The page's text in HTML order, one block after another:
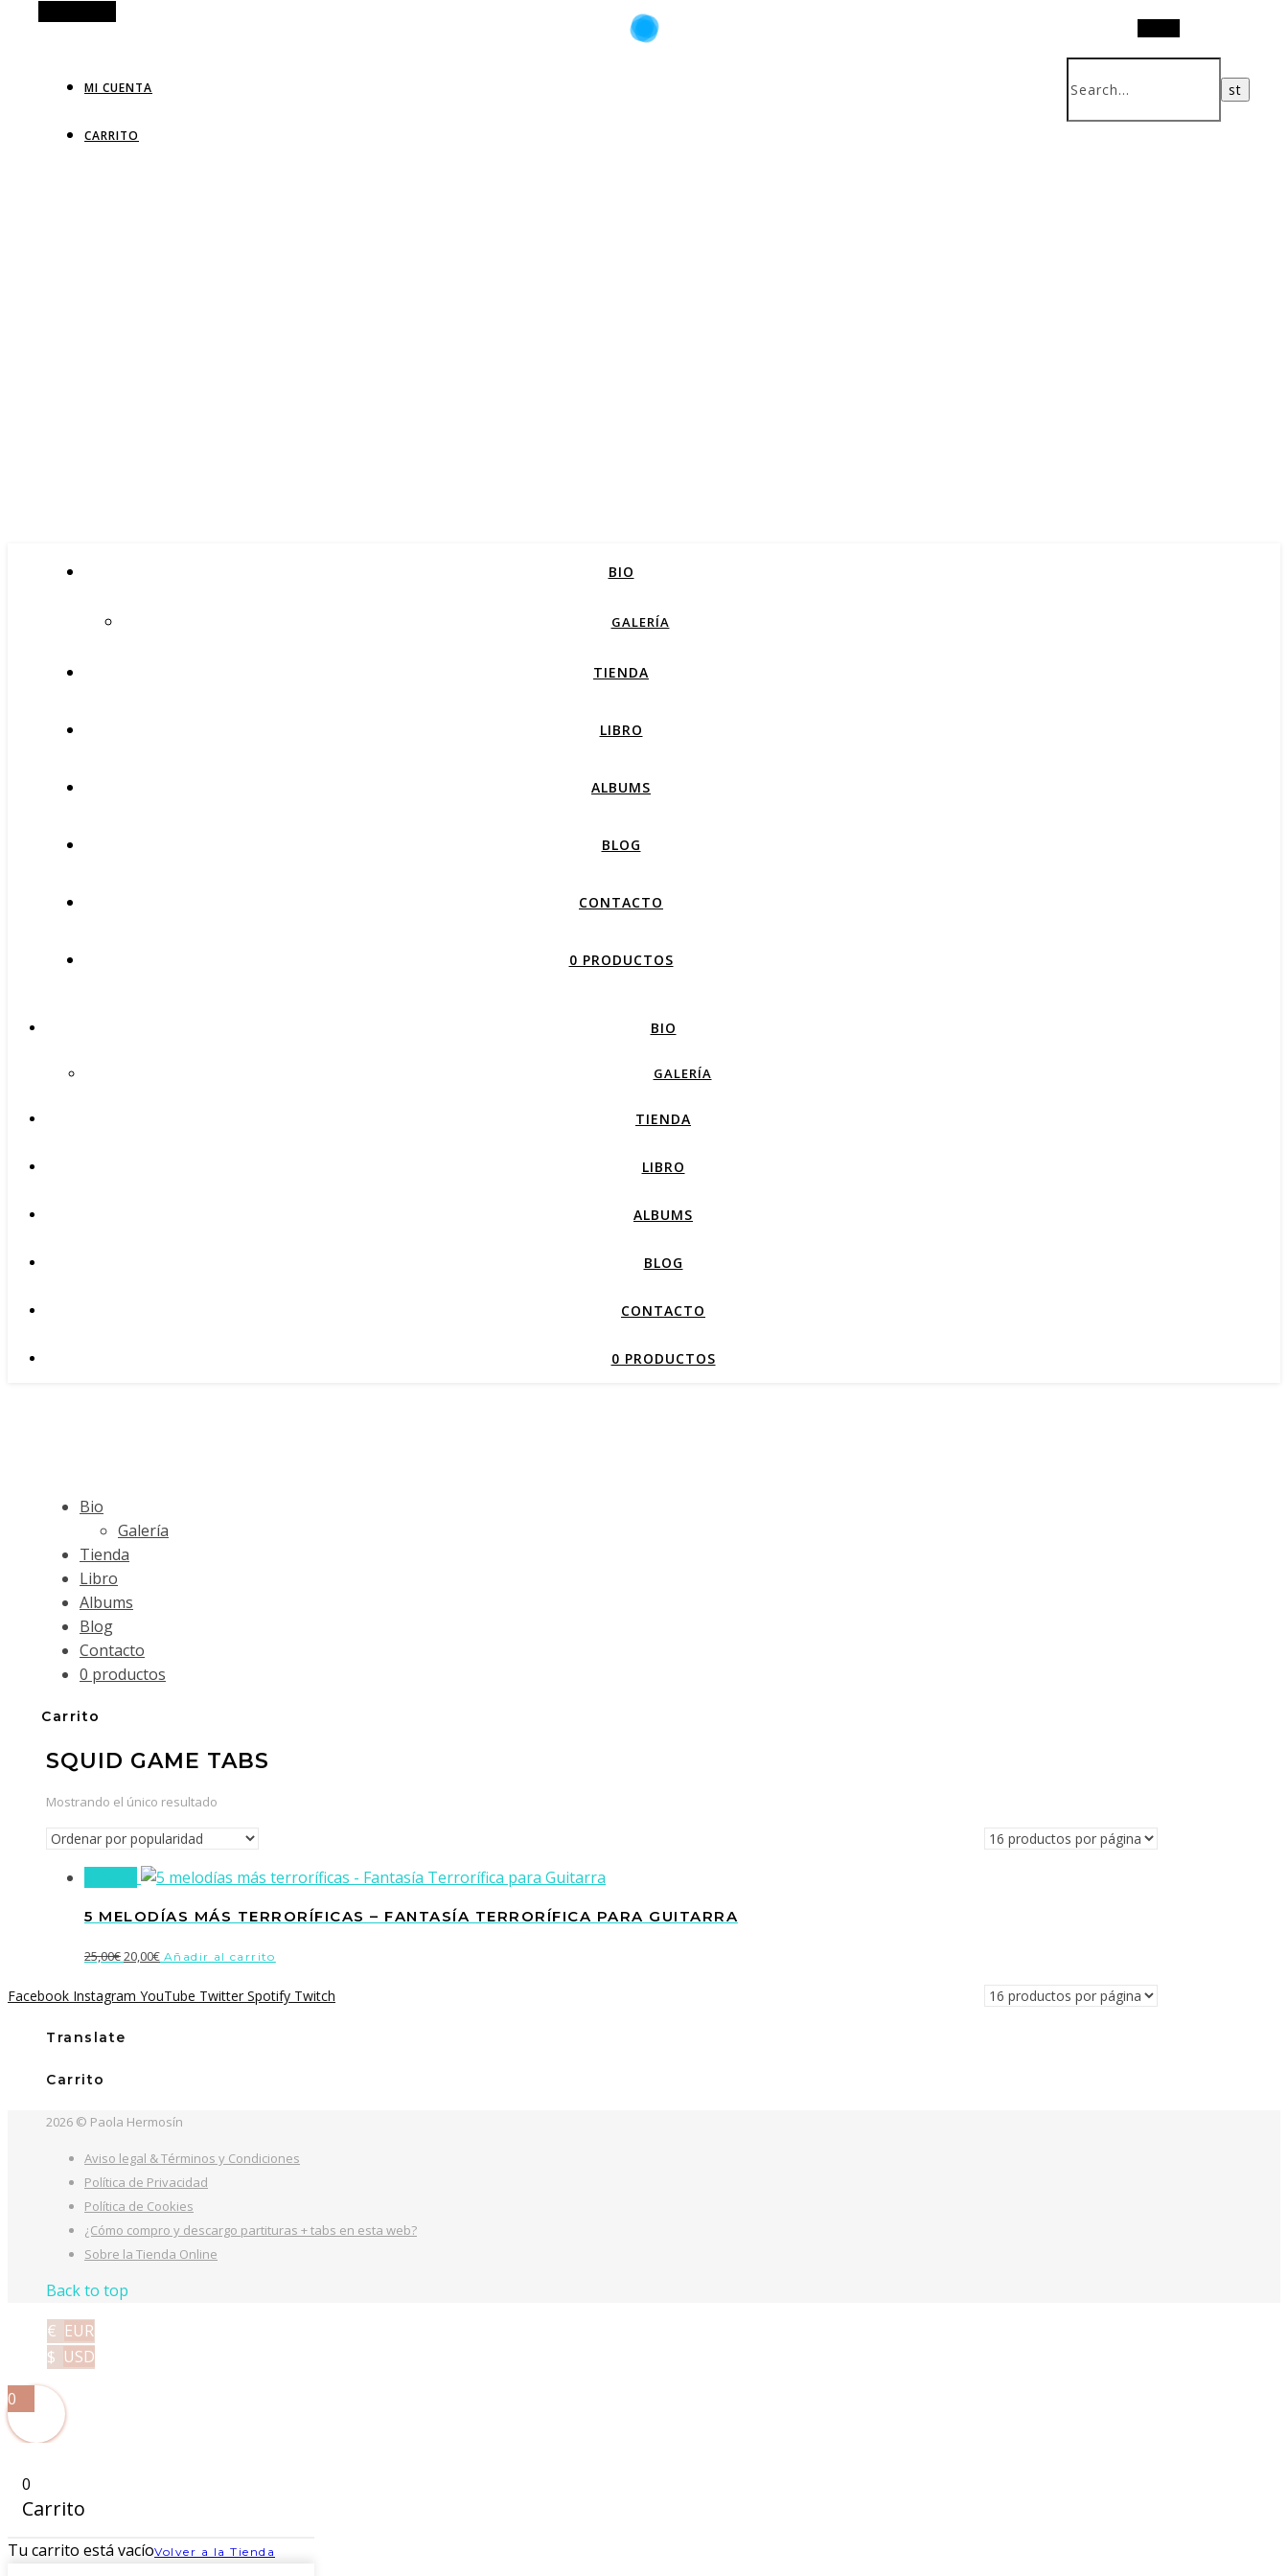
MI CUENTA
CARRITO
BIO
GALERÍA
TIENDA
LIBRO
ALBUMS
BLOG
CONTACTO
0 PRODUCTOS
BIO
GALERÍA
TIENDA
LIBRO
ALBUMS
BLOG
CONTACTO
0 PRODUCTOS
Bio
Galería
Tienda
Libro
Albums
Blog
Contacto
0 productos
Carrito
SQUID GAME TABS
Mostrando el único resultado
5 MELODÍAS MÁS TERRORÍFICAS – FANTASÍA TERRORÍFICA PARA GUITARRA
25,00€El
original
20,00€El
actual
Añadir al carrito
Facebook Instagram YouTube Twitter Spotify Twitch
Translate
Carrito
2026 © Paola Hermosín
Aviso legal & Términos y Condiciones
Política de Privacidad
Política de Cookies
¿Cómo compro y descargo partituras + tabs en esta web?
Sobre la Tienda Online
Back to top
€ EUR
$ USD
0
0
Carrito
Tu carrito está vacíoVolver a la Tienda